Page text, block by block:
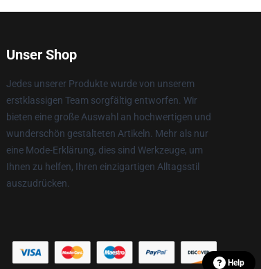
Unser Shop
Jedes unserer Produkte wurde von unserem
erstklassigen Team sorgfältig entworfen. Wir
bieten eine große Auswahl an hochwertigen und
wunderschön gestalteten Artikeln. Mehr als nur
eine Mode-Erklärung, dies sind Werkzeuge, um
Ihnen zu helfen, Ihren einzigartigen Alltagsstil
auszudrücken.
Help